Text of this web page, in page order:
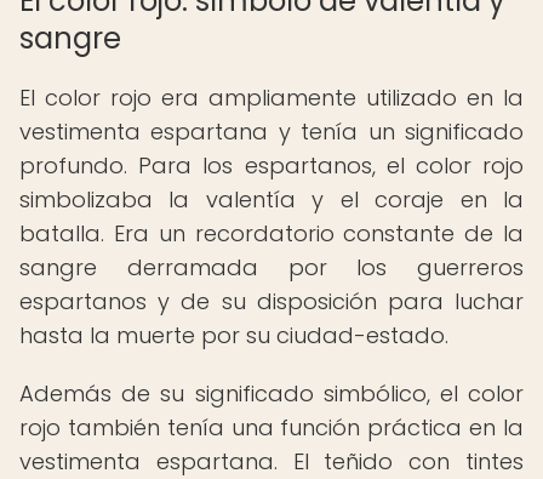
sangre
El color rojo era ampliamente utilizado en la
vestimenta espartana y tenía un significado
profundo. Para los espartanos, el color rojo
simbolizaba la valentía y el coraje en la
batalla. Era un recordatorio constante de la
sangre derramada por los guerreros
espartanos y de su disposición para luchar
hasta la muerte por su ciudad-estado.
Además de su significado simbólico, el color
rojo también tenía una función práctica en la
vestimenta espartana. El teñido con tintes